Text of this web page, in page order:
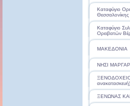
Καταφύγιο
Θεσσαλονίκης
Καταφύγιο
Ορειβατών
ΜΑΚΕΔΟΝΙΑ
ΝΗΣΙ
ανακατασκευή)
ΞΕΝΩΝΑΣ